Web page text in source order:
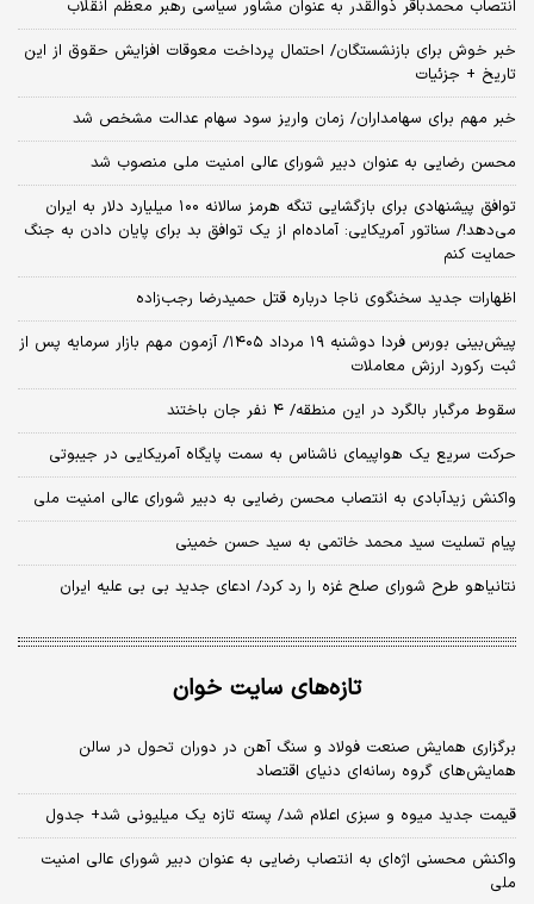
انتصاب محمدباقر ذوالقدر به عنوان مشاور سیاسی رهبر معظم انقلاب
خبر خوش برای بازنشستگان/ احتمال پرداخت معوقات افزایش حقوق از این
تاریخ + جزئیات
خبر مهم برای سهامداران/ زمان واریز سود سهام عدالت مشخص شد
محسن رضایی به عنوان دبیر شورای عالی امنیت ملی منصوب شد
توافق پیشنهادی برای بازگشایی تنگه هرمز سالانه ۱۰۰ میلیارد دلار به ایران
می‌دهد!/ سناتور آمریکایی: آماده‌ام از یک توافق بد برای پایان دادن به جنگ
حمایت کنم
اظهارات جدید سخنگوی ناجا درباره قتل حمیدرضا رجب‌زاده
​پیش‌بینی بورس فردا دوشنبه ۱۹ مرداد ۱۴۰۵/ آزمون مهم بازار سرمایه پس از
ثبت رکورد ارزش معاملات
سقوط مرگبار بالگرد در این منطقه/ ۴ نفر جان باختند
حرکت سریع یک هواپیمای ناشناس به سمت پایگاه آمریکایی در جیبوتی
واکنش زیدآبادی به انتصاب محسن رضایی به دبیر شورای عالی امنیت ملی
پیام تسلیت سید محمد خاتمی به سید حسن خمینی
نتانیاهو طرح شورای صلح غزه را رد کرد/ ادعای جدید بی بی علیه ایران
تازه‌های سایت خوان
برگزاری همایش صنعت فولاد و سنگ آهن در دوران تحول در سالن
همایش‌های گروه رسانه‌ای دنیای اقتصاد
قیمت جدید میوه و سبزی اعلام شد/ پسته تازه یک میلیونی شد+ جدول
واکنش محسنی اژه‌ای به انتصاب رضایی به عنوان دبیر شورای عالی امنیت
ملی